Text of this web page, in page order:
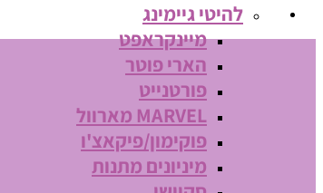
להיטי גיימינג
מיינקראפט
הארי פוטר
פורטנייט
MARVEL מארוול
פוקימון/פיקאצ'ו
מיניונים מתנות